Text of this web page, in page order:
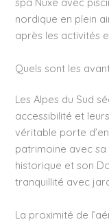
nordique en plein
après les activités
Quels sont les
Les Alpes du Sud
accessibilité et
véritable porte
patrimoine avec
historique et son
tranquillité avec
La proximité de